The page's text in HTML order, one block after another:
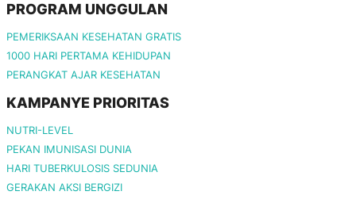
PROGRAM UNGGULAN
PEMERIKSAAN KESEHATAN GRATIS
1000 HARI PERTAMA KEHIDUPAN
PERANGKAT AJAR KESEHATAN
KAMPANYE PRIORITAS
NUTRI-LEVEL
PEKAN IMUNISASI DUNIA
HARI TUBERKULOSIS SEDUNIA
GERAKAN AKSI BERGIZI